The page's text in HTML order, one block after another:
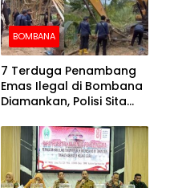
BOMBANA
7 Terduga Penambang
Emas Ilegal di Bombana
Diamankan, Polisi Sita
Crusher